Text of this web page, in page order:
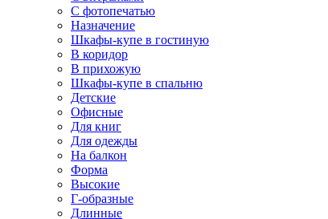
С фотопечатью
Назначение
Шкафы-купе в гостиную
В коридор
В прихожую
Шкафы-купе в спальню
Детские
Офисные
Для книг
Для одежды
На балкон
Форма
Высокие
Г-образные
Длинные